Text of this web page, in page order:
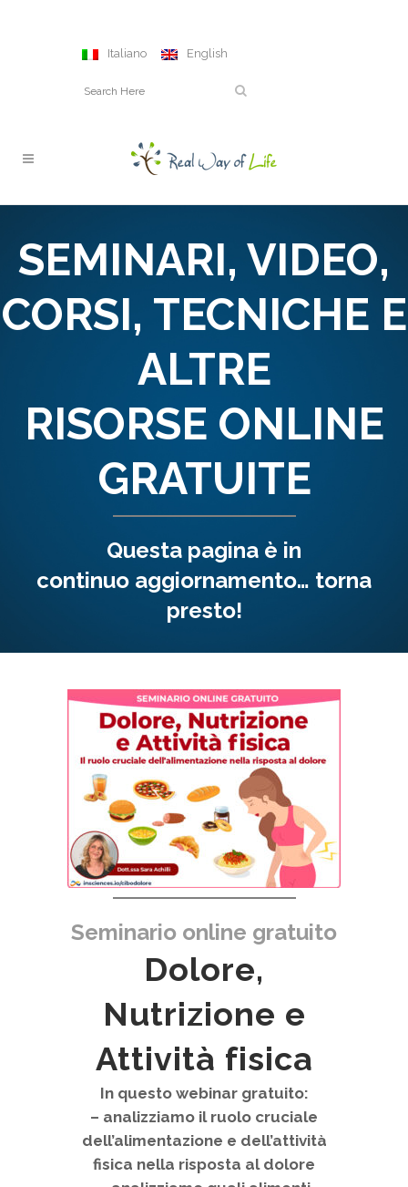
Italiano English
SEMINARI, VIDEO,
CORSI, TECNICHE E
ALTRE
RISORSE ONLINE
GRATUITE
Questa pagina è in
continuo aggiornamento… torna
presto!
Seminario online gratuito
Dolore,
Nutrizione e
Attività fisica
In questo webinar gratuito:
– analizziamo il ruolo cruciale
dell’alimentazione e dell’attività
fisica nella risposta al dolore